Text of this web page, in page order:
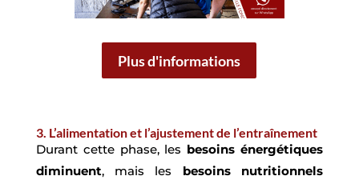
Plus d'informations
3. L’alimentation et l’ajustement de l’entraînement
Durant cette phase, les besoins énergétiques
diminuent, mais les besoins nutritionnels